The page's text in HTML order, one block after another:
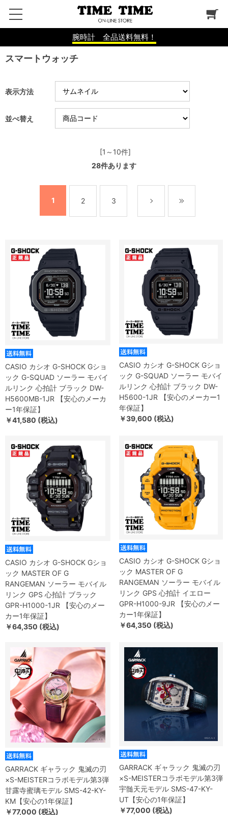
腕時計 全品送料無料！
スマートウォッチ
表示方法
並べ替え
[1～10件]
28件あります
1 2 3
CASIO カシオ G-SHOCK Gショ
ック G-SQUAD ソーラー モバイ
ルリンク 心拍計 ブラック DW-
H5600MB-1JR 【安心のメーカ
ー1年保証】
￥41,580 (税込)
CASIO カシオ G-SHOCK Gショ
ック G-SQUAD ソーラー モバイ
ルリンク 心拍計 ブラック DW-
H5600-1JR 【安心のメーカー1
年保証】
￥39,600 (税込)
CASIO カシオ G-SHOCK Gショ
ック MASTER OF G
RANGEMAN ソーラー モバイル
リンク GPS 心拍計 ブラック
GPR-H1000-1JR 【安心のメー
カー1年保証】
￥64,350 (税込)
CASIO カシオ G-SHOCK Gショ
ック MASTER OF G
RANGEMAN ソーラー モバイル
リンク GPS 心拍計 イエロー
GPR-H1000-9JR 【安心のメー
カー1年保証】
￥64,350 (税込)
GARRACK ギャラック 鬼滅の刃
×S-MEISTERコラボモデル第3弾
甘露寺蜜璃モデル SMS-42-KY-
KM【安心の1年保証】
￥77,000 (税込)
GARRACK ギャラック 鬼滅の刃
×S-MEISTERコラボモデル第3弾
宇髄天元モデル SMS-47-KY-
UT【安心の1年保証】
￥77,000 (税込)